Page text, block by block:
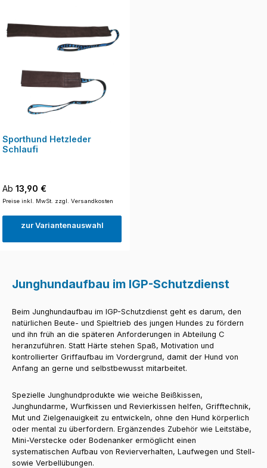
Sporthund Hetzleder
Schlaufi
Regulärer Preis:
Ab 13,90 €
Preise inkl. MwSt. zzgl. Versandkosten
zur Variantenauswahl
Junghundaufbau im IGP-Schutzdienst
Beim Junghundaufbau im IGP-Schutzdienst geht es darum, den
natürlichen Beute- und Spieltrieb des jungen Hundes zu fördern
und ihn früh an die späteren Anforderungen in Abteilung C
heranzuführen. Statt Härte stehen Spaß, Motivation und
kontrollierter Griffaufbau im Vordergrund, damit der Hund von
Anfang an gerne und selbstbewusst mitarbeitet.
Spezielle Junghundprodukte wie weiche Beißkissen,
Junghundarme, Wurfkissen und Revierkissen helfen, Grifftechnik,
Mut und Zielgenauigkeit zu entwickeln, ohne den Hund körperlich
oder mental zu überfordern. Ergänzendes Zubehör wie Leitstäbe,
Mini-Verstecke oder Bodenanker ermöglicht einen
systematischen Aufbau von Revierverhalten, Laufwegen und Stell-
sowie Verbellübungen.